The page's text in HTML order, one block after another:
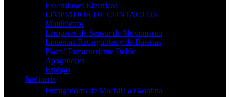
Extensiones Electricas
LIMPIADOR DE CONTACTOS
Multímetros
Lamparas de Sensor de Movimiento
Linternas Recargables y de Baterías
Placa/ Tomacorriente Doble
Apagadores
Espigas
Jardinería
Fumigadores de Mochila a Gasolina